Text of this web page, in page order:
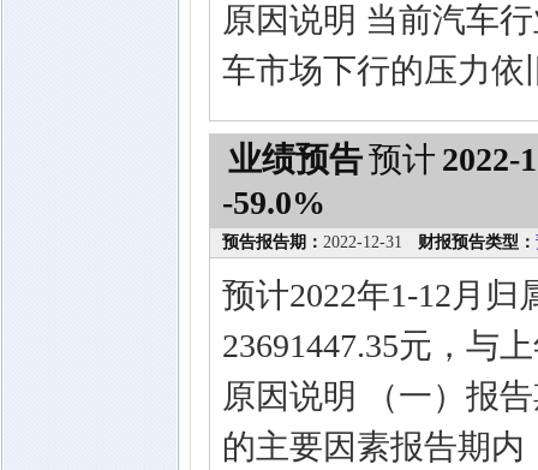
原因说明 当前汽车
车市场下行的压力
业绩预告预计 2022-
-59.0%
预告报告期： 2022-12-31 财报预告类型：
预计2022年1-12月
23691447.35元，与
原因说明 （一）报
的主要因素报告期